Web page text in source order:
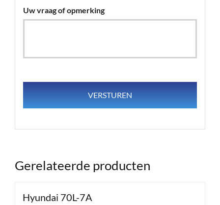
Uw vraag of opmerking
Gerelateerde producten
Hyundai 70L-7A